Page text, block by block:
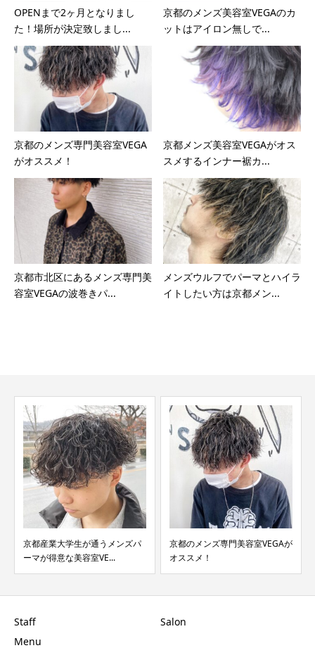
OPENまで2ヶ月となりまし
た！場所が決定致しまし...
京都のメンズ美容室VEGAのカ
ットはアイロン無しで...
京都のメンズ専門美容室VEGA
がオススメ！
京都メンズ美容室VEGAがオス
スメするインナー裾カ...
京都市北区にあるメンズ専門美
容室VEGAの波巻きパ...
メンズウルフでパーマとハイラ
イトしたい方は京都メン...
京都のメンズ専門美容室VEGAが
オススメ！
2022年にOPENする京都メンズ
専門美容室VEG...
Staff
Menu
Salon